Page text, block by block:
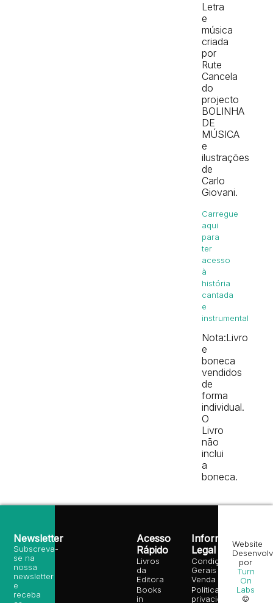
Letra
e
música
criada
por
Rute
Cancela
do
projecto
BOLINHA
DE
MÚSICA
e
ilustrações
de
Carlo
Giovani.
Carregue
aqui
para
ter
acesso
à
história
cantada
e
instrumental
Nota:Livro
e
boneca
vendidos
de
forma
individual.
O
Livro
não
inclui
a
boneca.
Acesso
Rápido
Livros
da
Editora
Books
in
Informação
Legal
Condições
Gerais de
Venda
Política de
privacidade
Newsletter
Subscreva-
se na
nossa
newsletter
e
receba
Website
por
Turn
On
Labs
©